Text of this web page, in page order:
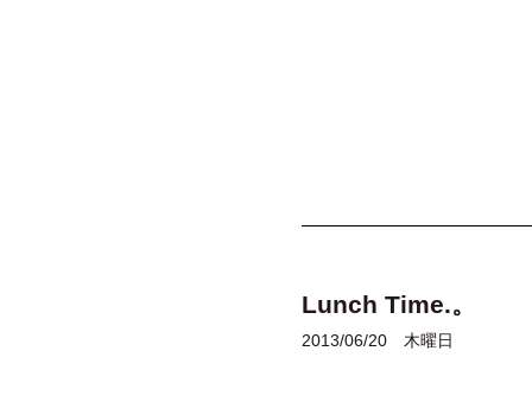
Lunch Time.。
2013/06/20 木曜日